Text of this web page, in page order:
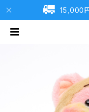
15,000